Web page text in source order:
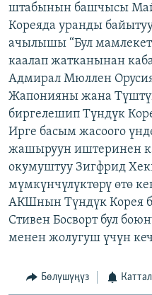
АЗАТТЫК+
ОНЛАЙН ШЕРИНЕ
ЭЕ/АРнун бардык
штабынын башчысы
Кореяда уранды
ачылышы “Бул
каалап жатканынан
Адмирал Мюллен
Жапонияны жана
биргелешип Түндүк
Ирге басым жасоого
жашыруун иштеринен
окумуштуу Зигфрид
мүмкүнчүлүктөрү өтө
АКШнын Түндүк Корея
Стивен Босворт бул
менен жолугуш үчүн
Бөлүшүңүз